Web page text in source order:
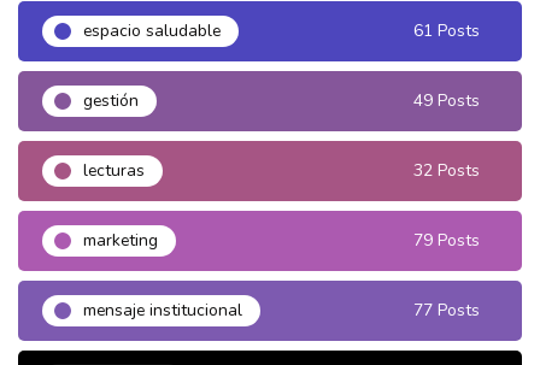
espacio saludable 61 Posts
gestión 49 Posts
lecturas 32 Posts
marketing 79 Posts
mensaje institucional 77 Posts